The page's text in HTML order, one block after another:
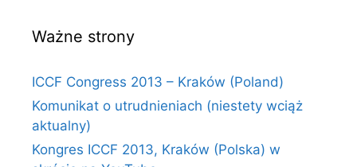
Ważne strony
ICCF Congress 2013 – Kraków (Poland)
Komunikat o utrudnieniach (niestety wciąż
aktualny)
Kongres ICCF 2013, Kraków (Polska) w